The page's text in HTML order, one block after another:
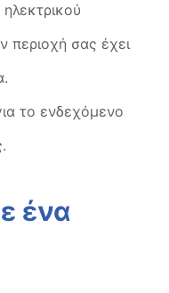
περιοχή σας έχει
το ενδεχόμενο
ένα